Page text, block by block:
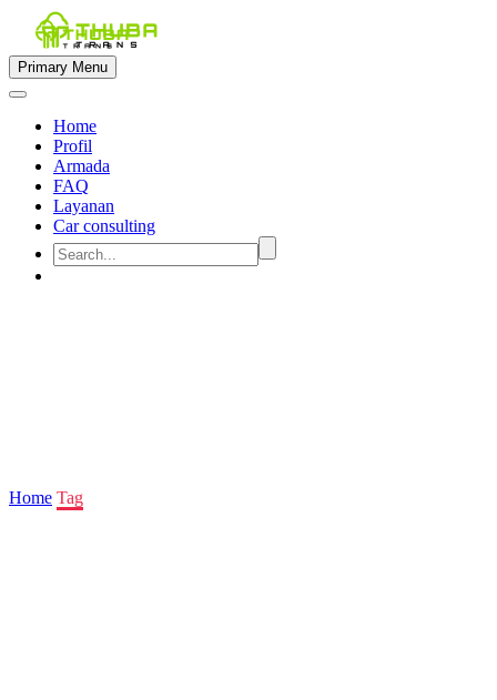
Primary Menu
Home
Profil
Armada
FAQ
Layanan
Car consulting
Home Tag